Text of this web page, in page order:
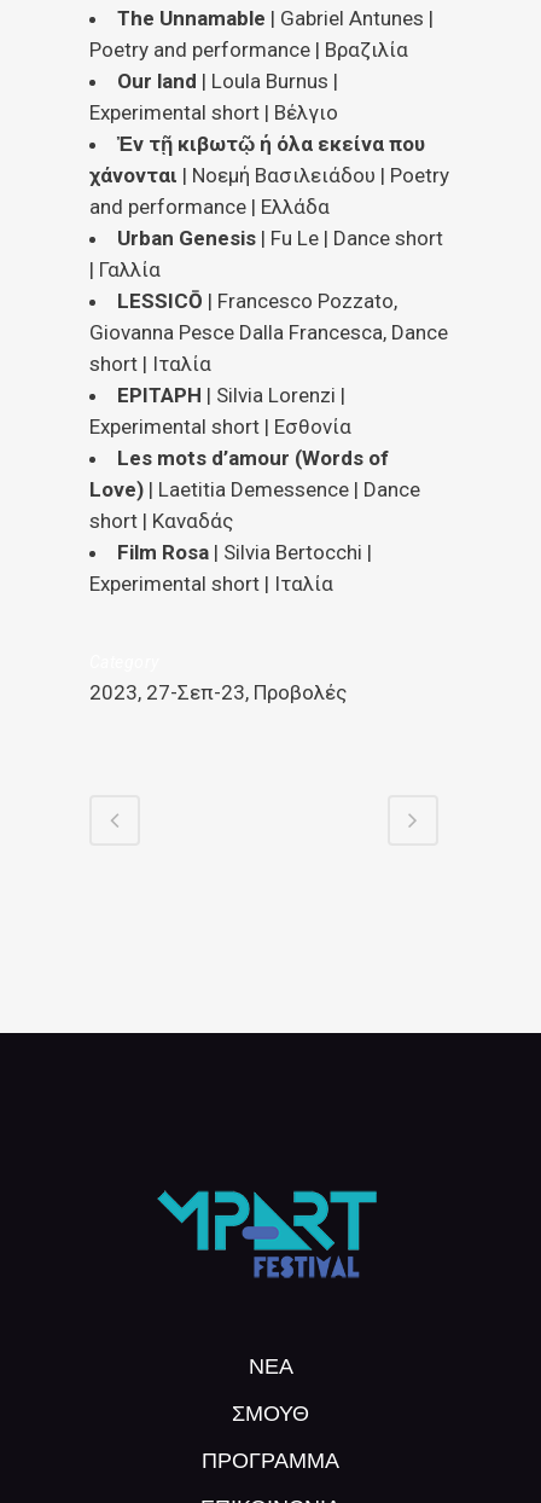
The Unnamable | Gabriel Antunes |
Poetry and performance | Βραζιλία
Our land | Loula Burnus |
Experimental short | Βέλγιο
Ἐν τῇ κιβωτῷ ή όλα εκείνα που
χάνονται | Νοεμή Βασιλειάδου | Poetry
and performance | Ελλάδα
Urban Genesis | Fu Le | Dance short
| Γαλλία
LESSICŌ | Francesco Pozzato,
Giovanna Pesce Dalla Francesca, Dance
short | Ιταλία
EPITAPH | Silvia Lorenzi |
Experimental short | Εσθονία
Les mots d’amour (Words of
Love) | Laetitia Demessence | Dance
short | Καναδάς
Film Rosa | Silvia Bertocchi |
Experimental short | Ιταλία
2023, 27-Σεπ-23, Προβολές
ΝΕΑ
ΣΜΟΥΘ
ΠΡΌΓΡΑΜΜΑ